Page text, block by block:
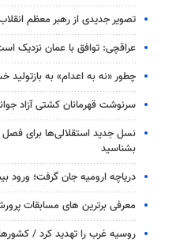
تصویر جدیدی از رهبر معظم
عراقچی: توافق با عمان نزدیک است/ تکذیب سهم
چطور «نه به اعدام» به
سرنوشت قهرمانان کشتی آزاد
بشناسید
دریاچه ارومیه جان گرفت؛ ورود بیش از ۴.۵ میلیارد
معرفی برترین های مسابقات
روسیه غرب را تهدید کرد /